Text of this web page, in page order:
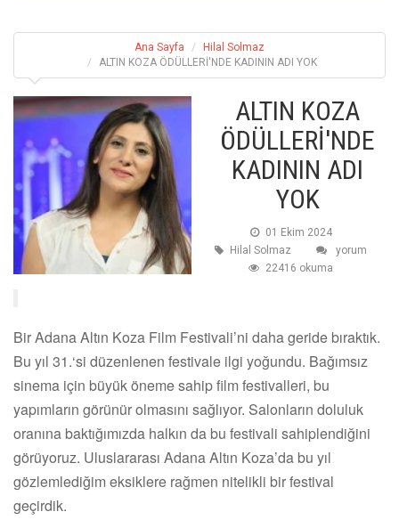
Ana Sayfa
Hilal Solmaz
ALTIN KOZA ÖDÜLLERİ'NDE KADININ ADI YOK
ALTIN KOZA
ÖDÜLLERİ'NDE
KADININ ADI
YOK
01 Ekim 2024
Hilal Solmaz
yorum
22416 okuma
Bir Adana Altın Koza Film Festivali’ni daha geride bıraktık.
Bu yıl 31.‘si düzenlenen festivale ilgi yoğundu. Bağımsız
sinema için büyük öneme sahip film festivalleri, bu
yapımların görünür olmasını sağlıyor. Salonların doluluk
oranına baktığımızda halkın da bu festivali sahiplendiğini
görüyoruz. Uluslararası Adana Altın Koza’da bu yıl
gözlemlediğim eksiklere rağmen nitelikli bir festival
geçirdik.